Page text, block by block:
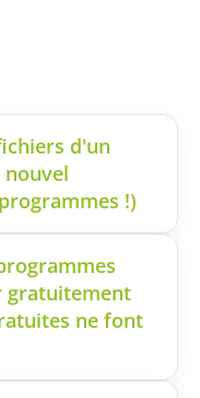
d'un
!)
gratuitement
ne font